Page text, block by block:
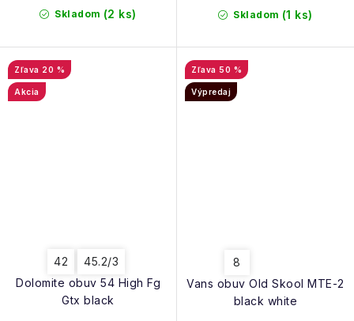
Skladom (2 ks) Skladom (1 ks)
Dolomite obuv 54 High Fg
Gtx black
20 %
Akcia
42 45.2/3
Vans obuv Old Skool MTE-2
black white
50 %
Výpredaj
8